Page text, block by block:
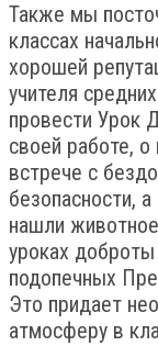
Также мы
классах
хорошей
учителя
провести Урок
своей работе, о
встрече с
безопасности,
нашли
уроках доброты
подопечных
Это придает
атмосферу в